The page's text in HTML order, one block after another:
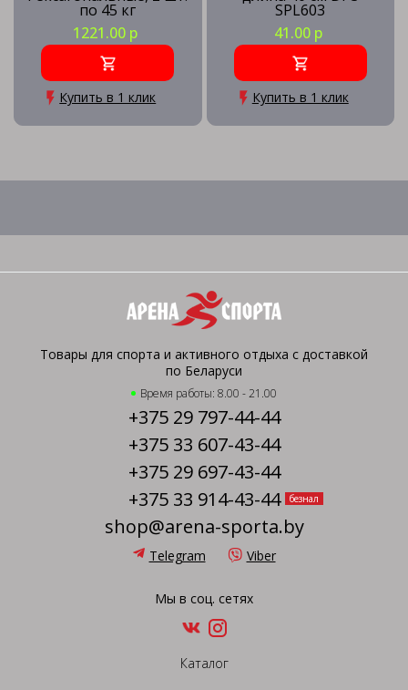
по 45 кг
1221.00 р
Купить в 1 клик
SPL603
41.00 р
Купить в 1 клик
Товары для спорта и активного отдыха с доставкой
по Беларуси
Время работы: 8.00 - 21.00
+375 29 797-44-44
+375 33 607-43-44
+375 29 697-43-44
+375 33 914-43-44
безнал
shop@arena-sporta.by
Telegram Viber
Мы в соц. сетях
Каталог